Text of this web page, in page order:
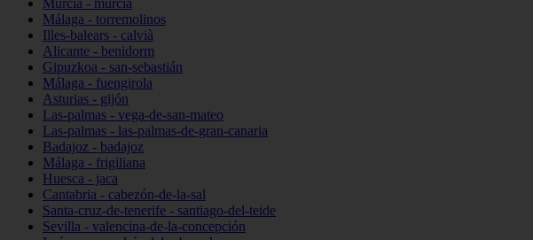
Murcia - murcia
Málaga - torremolinos
Illes-balears - calvià
Alicante - benidorm
Gipuzkoa - san-sebastián
Málaga - fuengirola
Asturias - gijón
Las-palmas - vega-de-san-mateo
Las-palmas - las-palmas-de-gran-canaria
Badajoz - badajoz
Málaga - frigiliana
Huesca - jaca
Cantabria - cabezón-de-la-sal
Santa-cruz-de-tenerife - santiago-del-teide
Sevilla - valencina-de-la-concepción